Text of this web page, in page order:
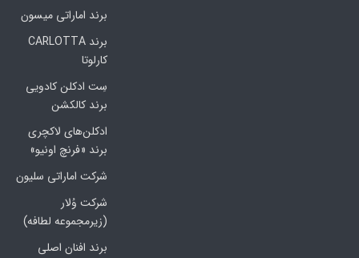
برند اماراتی میسون
برند CARLOTTA
کارلوتا
سِت ادکلن کادویی
برند کالکشن
ادکلن‌های لاکچری
برند «فرنچ اونیو»
شرکت اماراتی سلیون
شرکت وُلار
(زیرمجموعه لطافه)
برند افنان اصلی